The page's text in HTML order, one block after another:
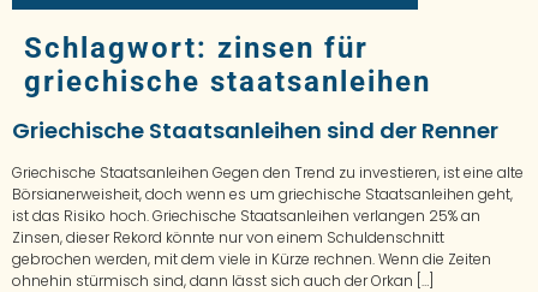
Schlagwort: zinsen für
griechische staatsanleihen
Griechische Staatsanleihen sind der Renner
Griechische Staatsanleihen Gegen den Trend zu investieren, ist eine alte
Börsianerweisheit, doch wenn es um griechische Staatsanleihen geht,
ist das Risiko hoch. Griechische Staatsanleihen verlangen 25% an
Zinsen, dieser Rekord könnte nur von einem Schuldenschnitt
gebrochen werden, mit dem viele in Kürze rechnen. Wenn die Zeiten
ohnehin stürmisch sind, dann lässt sich auch der Orkan […]